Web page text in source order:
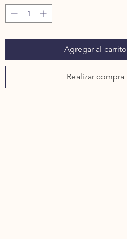
Agregar al carrito
Realizar compra